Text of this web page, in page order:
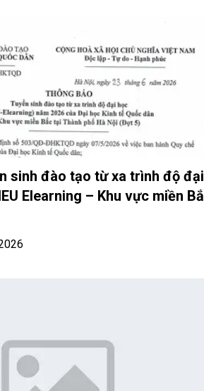
sinh đào tạo từ xa trình độ đại
Elearning – Khu vực miền